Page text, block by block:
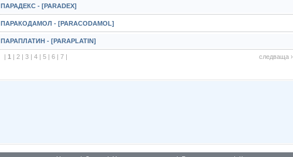
ПАРАДЕКС - [PARADEX]
ПАРАКОДАМОЛ - [PARACODAMOL]
ПАРАПЛАТИН - [PARAPLATIN]
| 1 | 2 | 3 | 4 | 5 | 6 | 7 | следваща ›